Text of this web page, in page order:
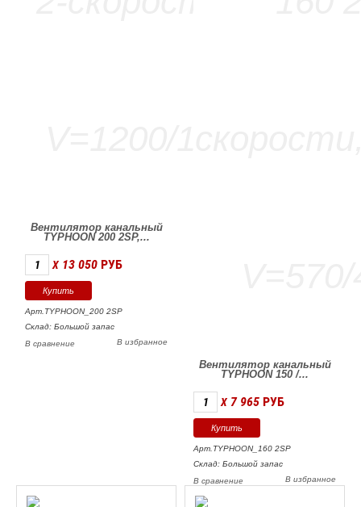
Вентилятор канальный
TYPHOON 200 2SP,...
X 13 050 РУБ
Арт.TYPHOON_200 2SP
Склад: Большой запас
В избранное
В сравнение
Вентилятор канальный
TYPHOON 150 /...
X 7 965 РУБ
Арт.TYPHOON_160 2SP
Склад: Большой запас
В избранное
В сравнение